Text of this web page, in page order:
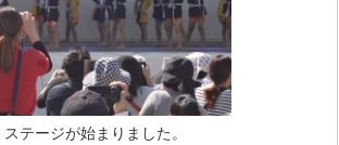
ステージが始まりました。